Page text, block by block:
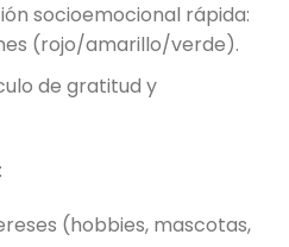
socioemocional rápida:
(rojo/amarillo/verde).
de gratitud y
(hobbies, mascotas,